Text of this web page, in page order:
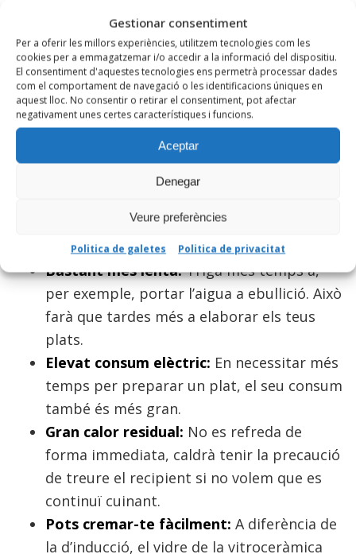
Gestionar consentiment
Per a oferir les millors experiències, utilitzem tecnologies com les
cookies per a emmagatzemar i/o accedir a la informació del dispositiu.
El consentiment d'aquestes tecnologies ens permetrà processar dades
com el comportament de navegació o les identificacions úniques en
aquest lloc. No consentir o retirar el consentiment, pot afectar
negativament unes certes característiques i funcions.
Aceptar
Denegar
Veure preferències
Politica de galetes Politica de privacitat
vulguis preparar alguns guisats o estofats,
que sembla que saben més ben cuinats
amb aquest tipus de recipients.
Permet que les programes:Gràcies al seu
temporitzador amb desconnexió
automàtica, la placa s’apagarà
transcorregut el temps seleccionat.
VITROCERÀMICA
Bastant més lenta:Triga més temps a,
per exemple, portar l’aigua a ebullició. Això
farà que tardes més a elaborar els teus
plats.
Elevat consum elèctric: En necessitar més
temps per preparar un plat, el seu consum
també és més gran.
Gran calor residual: No es refreda de
forma immediata, caldrà tenir la precaució
de treure el recipient si no volem que es
continuï cuinant.
Pots cremar-te fàcilment: A diferència de
la d’inducció, el vidre de la vitroceràmica